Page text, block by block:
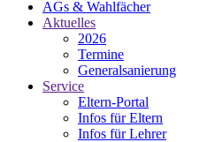
AGs & Wahlfächer
Aktuelles
2026
Termine
Generalsanierung
Service
Eltern-Portal
Infos für Eltern
Infos für Lehrer